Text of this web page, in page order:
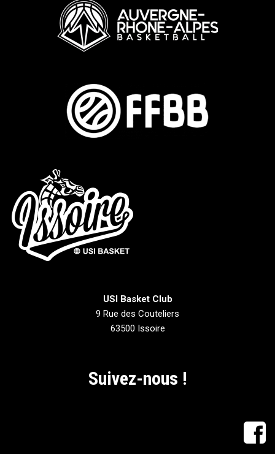
USI Basket Club
9 Rue des Couteliers
63500 Issoire
Suivez-nous !